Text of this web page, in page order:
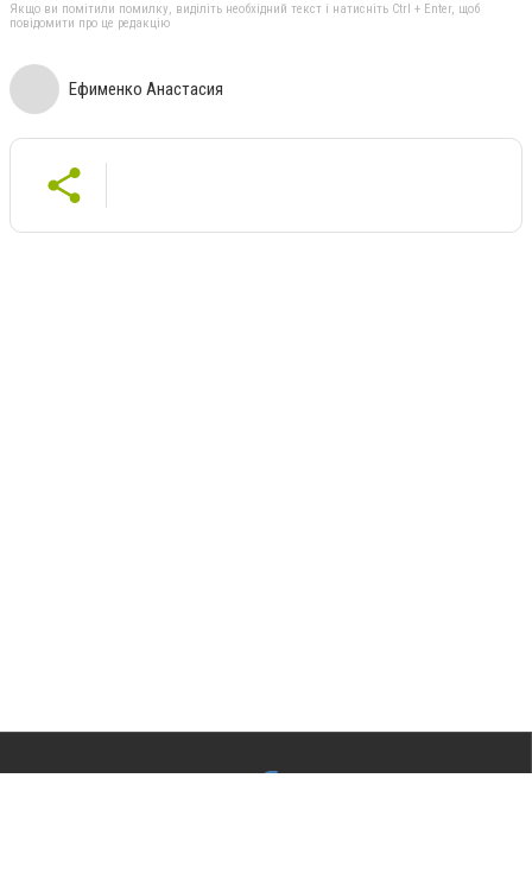
Якщо ви помітили помилку, виділіть необхідний текст і натисніть Ctrl + Enter, щоб
повідомити про це редакцію
Ефименко Анастасия